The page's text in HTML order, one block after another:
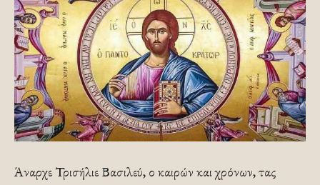
Άναρχε Τρισήλιε Βασιλεύ, ο καιρών και χρόνων, τας